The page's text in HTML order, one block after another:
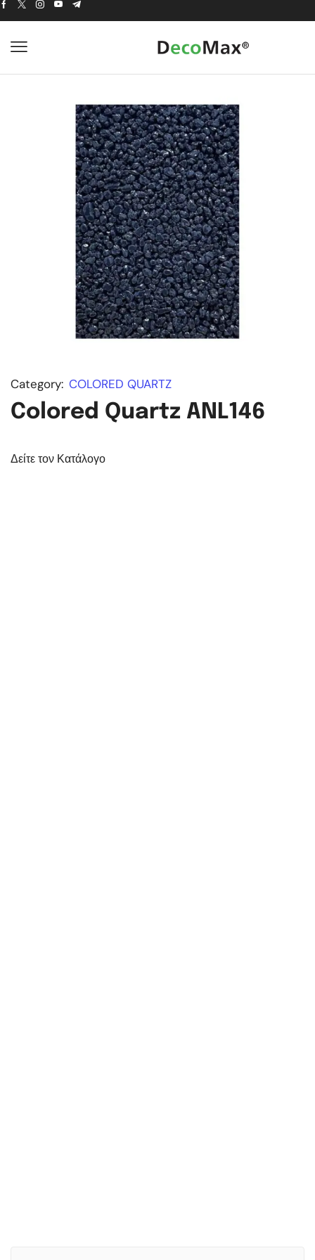
Category: COLORED QUARTZ
Colored Quartz ANL146
Δείτε τον Κατάλογο